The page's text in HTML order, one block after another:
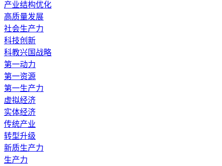
产业结构优化
高质量发展
社会生产力
科技创新
科教兴国战略
第一动力
第一资源
第一生产力
虚拟经济
实体经济
传统产业
转型升级
新质生产力
生产力